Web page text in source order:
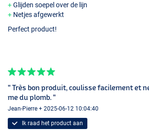
Glijden soepel over de lijn
Netjes afgewerkt
Perfect product!
" Très bon produit, coulisse facilement et
me du plomb. "
Jean-Pierre + 2025-06-12 10:04:40
Ik raad het product aan